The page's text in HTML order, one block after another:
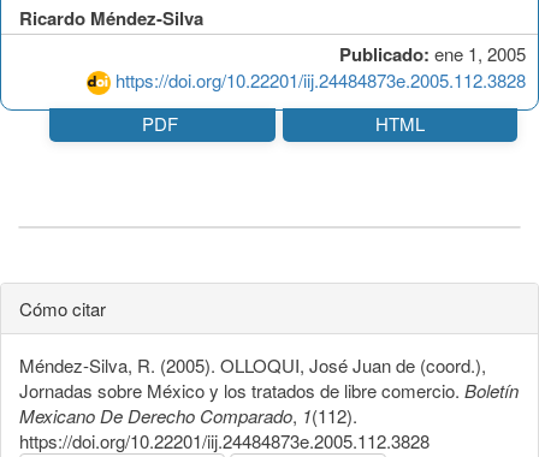
Publicado: ene 1, 2005
https://doi.org/10.22201/iij.24484873e.2005.112.3828
Ricardo Méndez-Silva
PDF HTML
Cómo citar
Méndez-Silva, R. (2005). OLLOQUI, José Juan de (coord.),
Jornadas sobre México y los tratados de libre comercio. Boletín
Mexicano De Derecho Comparado, 1(112).
https://doi.org/10.22201/iij.24484873e.2005.112.3828